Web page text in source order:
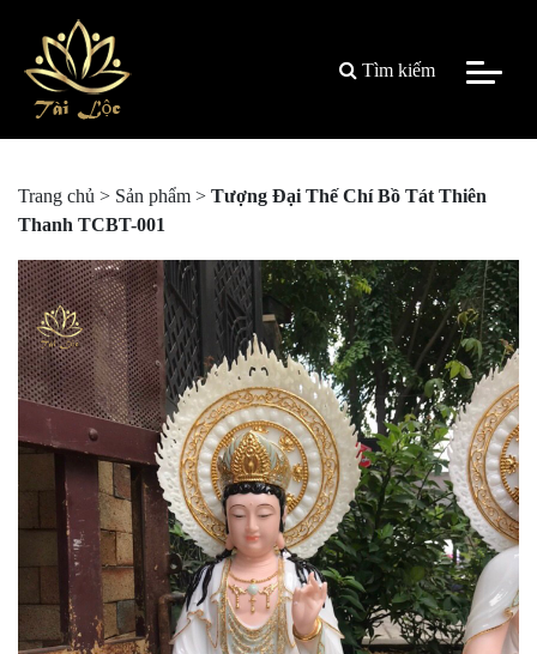
Tìm kiếm
Trang chủ > Sản phẩm > Tượng Đại Thế Chí Bồ Tát Thiên
Thanh TCBT-001